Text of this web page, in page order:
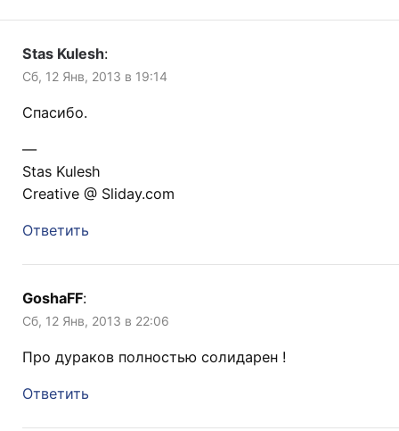
Stas Kulesh:
Сб, 12 Янв, 2013 в 19:14
Спасибо.
—
Stas Kulesh
Creative @ Sliday.com
Ответить
GoshaFF:
Сб, 12 Янв, 2013 в 22:06
Про дураков полностью солидарен !
Ответить